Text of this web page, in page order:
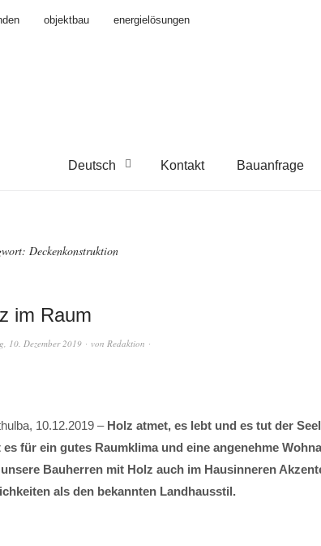
objektbau
energielösungen
Deutsch Kontakt Bauanfrage
Deckenkonstruktion
im Raum
10. Dezember 2019 von Redaktion
10.12.2019 – Holz atmet, es lebt und es tut der
für ein gutes Raumklima und eine angenehme
Bauherren mit Holz auch im Hausinneren
als den bekannten Landhausstil.